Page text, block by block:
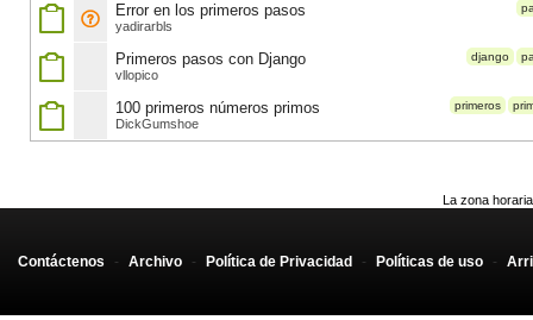
Error en los primeros pasos
yadirarbls
django
Primeros pasos con Django
vllopico
primeros
100 primeros números primos
DickGumshoe
La zona
Contáctenos - Archivo - Política de Privacidad - Políticas de uso -